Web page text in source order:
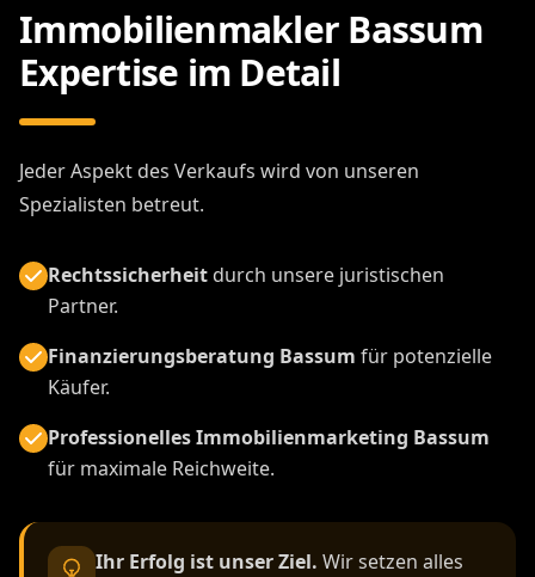
Immobilienmakler Bassum
Expertise im Detail
Jeder Aspekt des Verkaufs wird von unseren
Spezialisten betreut.
Rechtssicherheitdurch unsere juristischen
Partner.
Finanzierungsberatung Bassum für potenzielle
Käufer.
Professionelles Immobilienmarketing Bassum
für maximale Reichweite.
Ihr Erfolg ist unser Ziel. Wir setzen alles